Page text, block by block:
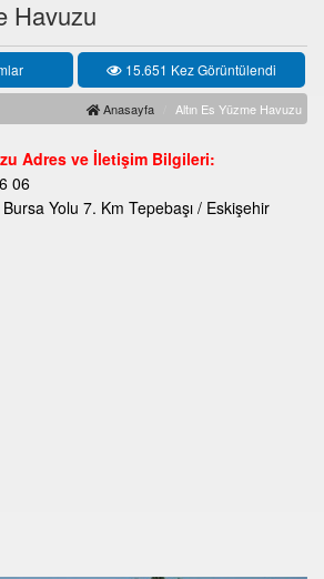
Havuzu
15.651 Kez Görüntülendi
Anasayfa Altın Es Yüzme Havuzu
Adres ve İletişim Bilgileri:
06
Yolu 7. Km Tepebaşı / Eskişehir